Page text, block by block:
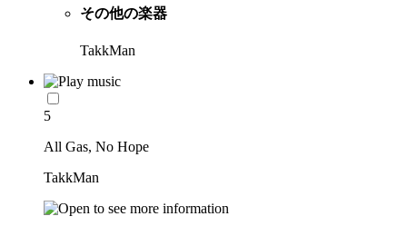
その他の楽器
TakkMan
5
All Gas, No Hope
TakkMan